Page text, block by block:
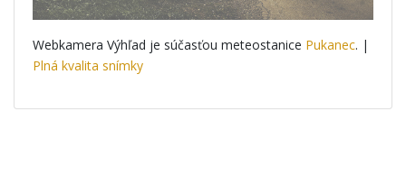
Webkamera Výhľad je súčasťou meteostanice Pukanec. |
Plná kvalita snímky